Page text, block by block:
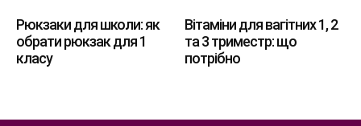
Рюкзаки для школи: як
обрати рюкзак для 1
класу
Вітаміни для вагітних 1, 2
та 3 триместр: що
потрібно